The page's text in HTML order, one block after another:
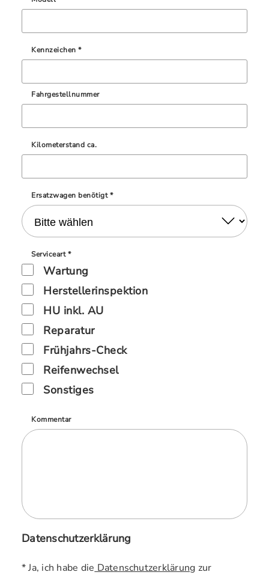
Kennzeichen *
Fahrgestellnummer
Kilometerstand ca.
Ersatzwagen benötigt *
Serviceart *
Wartung
Herstellerinspektion
HU inkl. AU
Reparatur
Frühjahrs-Check
Reifenwechsel
Sonstiges
Kommentar
Datenschutzerklärung
* Ja, ich habe dieDatenschutzerklärung zur